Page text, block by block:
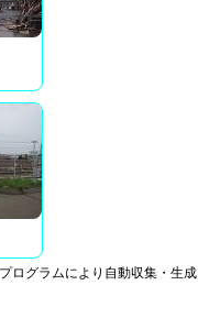
ログラムにより自動収集・生成